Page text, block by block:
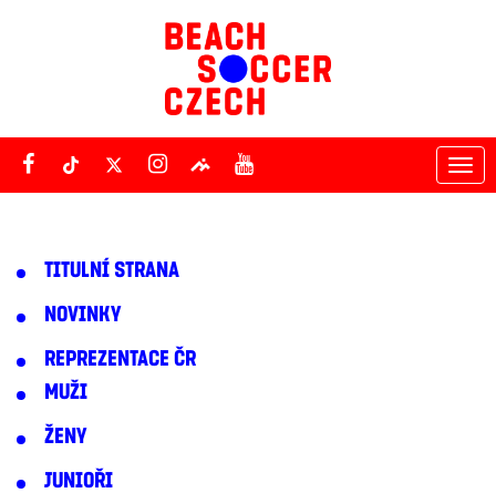
TITULNÍ STRANA
NOVINKY
REPREZENTACE ČR
MUŽI
ŽENY
JUNIOŘI